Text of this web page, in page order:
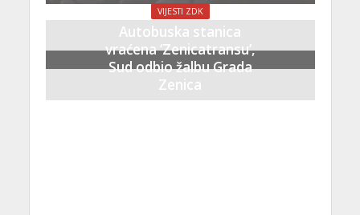
VIJESTI ZDK
Autobuska stanica
vraćena ‘Zenicatransu’,
Sud odbio žalbu Grada
Zenica